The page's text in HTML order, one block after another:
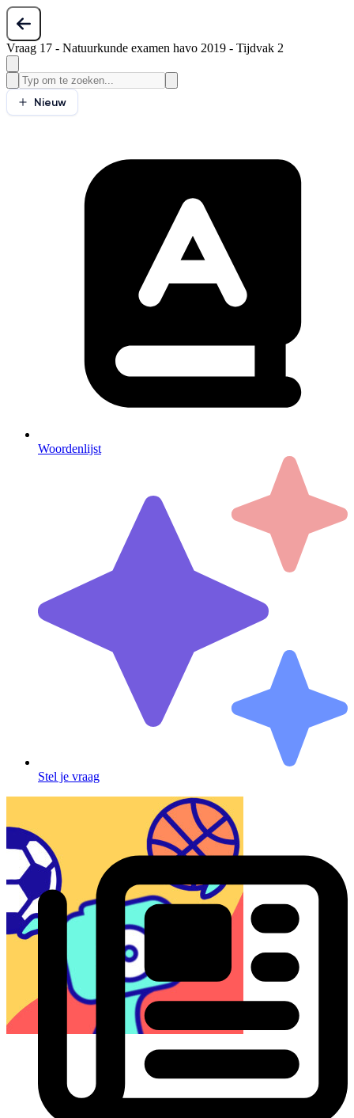
Vraag 17 - Natuurkunde examen havo 2019 - Tijdvak 2
Nieuw
Woordenlijst
Stel je vraag